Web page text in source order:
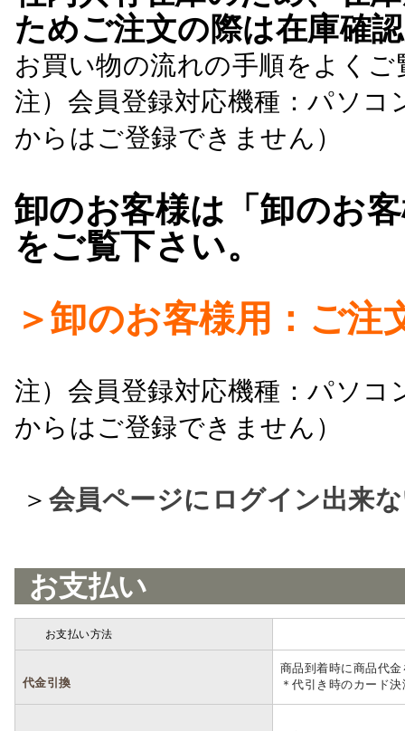
ためご注文の際は在庫確
お買い物の流れの手順をよくご
注）会員登録対応機種：パソ
からはご登録できません）
卸のお客様は「卸のお
をご覧下さい。
＞卸のお客様用：ご注
注）会員登録対応機種：パソ
からはご登録できません）
＞ 会員ページにログイン出来
お支払い
お支払い方法
代金引換
商品到着時に商品代
＊代引き時のカード